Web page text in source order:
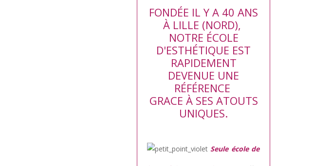
FONDÉE IL Y A 40 ANS
À LILLE (NORD),
NOTRE ÉCOLE
D'ESTHÉTIQUE EST
RAPIDEMENT
DEVENUE UNE
RÉFÉRENCE
GRACE À SES ATOUTS
UNIQUES.
Seule école de